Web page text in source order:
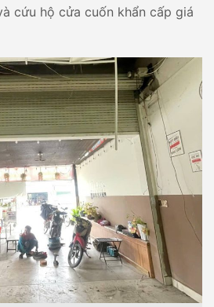
cứu hộ cửa cuốn khẩn cấp giá